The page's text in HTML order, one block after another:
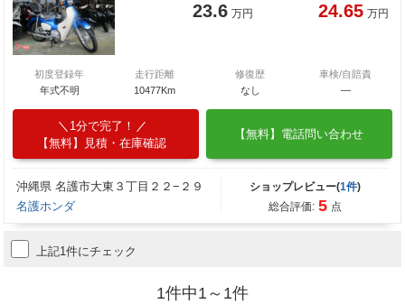
23.6 万円 24.65 万円
初度登録年
年式不明
走行距離
10477Km
修復歴
なし
車検/自賠責
―
1分で完了！
【無料】見積・在庫確認
【無料】電話問い合わせ
沖縄県 名護市大東３丁目２２−２９
名護ホンダ
ショップレビュー(1件)
総合評価: 5 点
上記1件にチェック
1件中1～1件